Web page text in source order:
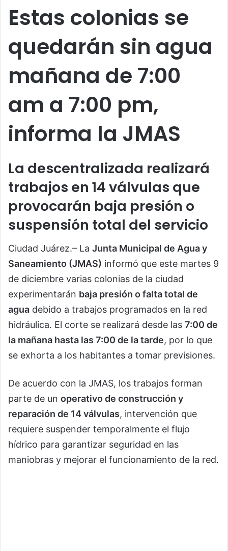
Estas colonias se
quedarán sin agua
mañana de 7:00
am a 7:00 pm,
informa la JMAS
La descentralizada realizará
trabajos en 14 válvulas que
provocarán baja presión o
suspensión total del servicio
Ciudad Juárez.– La Junta Municipal de Agua y
Saneamiento (JMAS) informó que este martes 9
de diciembre varias colonias de la ciudad
experimentarán baja presión o falta total de
agua debido a trabajos programados en la red
hidráulica. El corte se realizará desde las 7:00 de
la mañana hasta las 7:00 de la tarde, por lo que
se exhorta a los habitantes a tomar previsiones.
De acuerdo con la JMAS, los trabajos forman
parte de un operativo de construcción y
reparación de 14 válvulas, intervención que
requiere suspender temporalmente el flujo
hídrico para garantizar seguridad en las
maniobras y mejorar el funcionamiento de la red.